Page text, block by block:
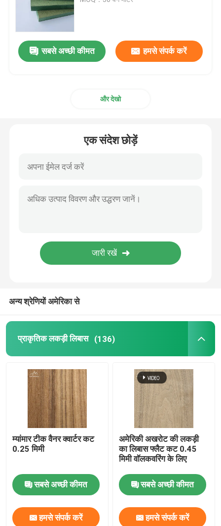
प्राकृतिक लकड़ी लिबास
इंजीनियर्ड वुड विनियर
बांस की लकड़ी का लिबास
ओएसबी ओरिएंटेड स्ट्रैंड बोर्ड
बांस प्लाईवुड शीट्स
सबसे अच्छी कीमत हमसे संपर्क करें
और देखो
एक संदेश छोड़ें
अन्य श्रेणियों अमेरिका से
प्राकृतिक लकड़ी लिबास (136)
म्यांमार टीक वैनर क्वार्टर कट
0.25 मिमी
सबसे अच्छी कीमत
हमसे संपर्क करें
अमेरिकी अखरोट की लकड़ी
का लिबास फ्लैट कट 0.45
मिमी वॉलकवरिंग के लिए
सबसे अच्छी कीमत
हमसे संपर्क करें